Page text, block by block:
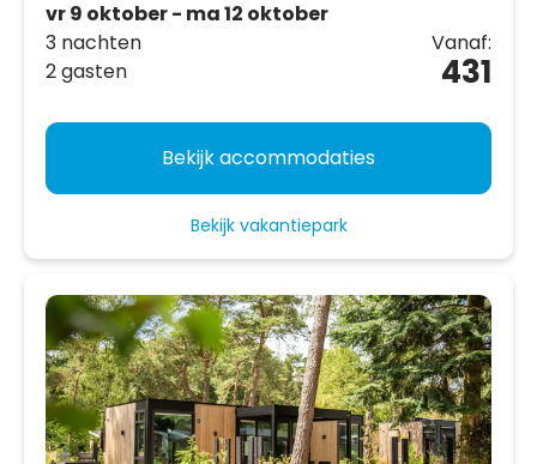
vr 9 oktober - ma 12 oktober
3 nachten
2 gasten
Vanaf:
431
Bekijk accommodaties
Bekijk vakantiepark